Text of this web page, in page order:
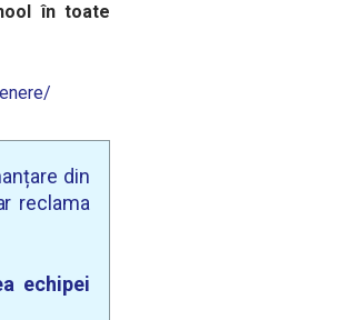
în toate
din
reclama
echipei